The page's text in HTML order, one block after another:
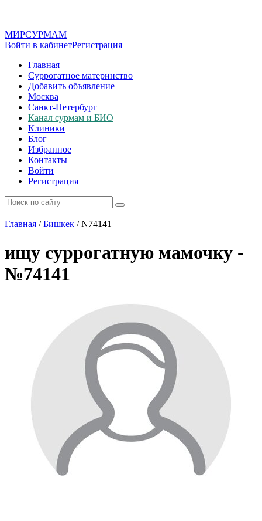
МИРСУРМАМ
Войти в кабинетРегистрация
Главная
Суррогатное материнство
Добавить объявление
Москва
Санкт-Петербург
Канал сурмам и БИО
Клиники
Блог
Избранное
Контакты
Войти
Регистрация
Главная / Бишкек /N74141
ищу суррогатную мамочку -
№74141